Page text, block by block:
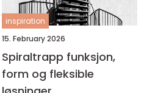
inspiration
15. February 2026
Spiraltrapp funksjon,
form og fleksible